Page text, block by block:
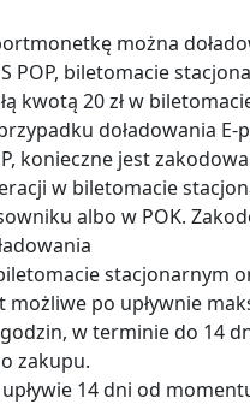
można
POP, biletomacie
kwotą 20 zł w
doładowania
konieczne jest
w biletomacie
albo w POK.
stacjonarnym
możliwe po upływnie
w terminie do 14
zakupu.
upływie 14 dni od